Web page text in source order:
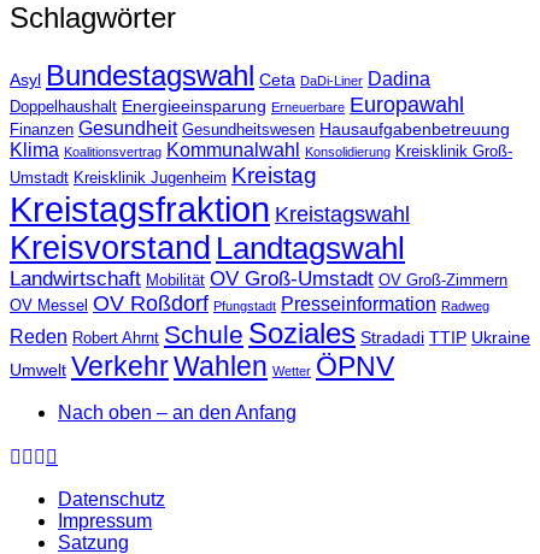
Schlagwörter
Asyl Bundestagswahl Ceta DaDi-Liner Dadina
Doppelhaushalt Energieeinsparung Erneuerbare Europawahl
Finanzen Gesundheit Gesundheitswesen Hausaufgabenbetreuung
Klima Koalitionsvertrag Kommunalwahl Konsolidierung Kreisklinik Groß-
Umstadt Kreisklinik Jugenheim Kreistag
Kreistagsfraktion Kreistagswahl
Kreisvorstand Landtagswahl
Landwirtschaft Mobilität OV Groß-Umstadt OV Groß-Zimmern
OV Messel OV Roßdorf Pfungstadt Presseinformation Radweg
Reden Robert Ahrnt Schule Soziales Stradadi TTIP Ukraine
Umwelt VerkehrWahlen Wetter ÖPNV
Nach oben – an den Anfang
Datenschutz
Impressum
Satzung